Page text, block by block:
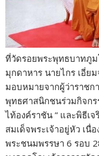
ที่วัดรอยพระพุทธบาทภูม
มุกดาหาร นายไกร เอี่ย
มอบหมายจากผู้ว่าราชก
พุทธศาสนิกชนร่วมกิจกร
ไท้องค์ราชัน ” และพิธีเ
สมเด็จพระเจ้าอยู่หัว เนื่
พระชนมพรรษา 6 รอบ